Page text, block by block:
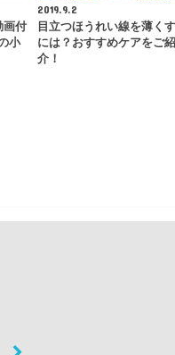
画付
小
2019.9.2
目立つほうれい線を薄く
には？おすすめケアをご紹
介！